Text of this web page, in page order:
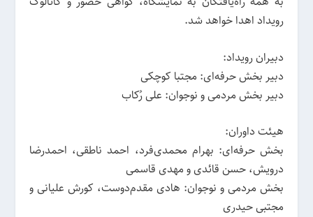
رویداد اهدا خواهد شد.
دبیران رویداد:
دبیر بخش حرفه‌ای: مجتبا کوچکی
دبیر بخش مردمی و نوجوان: علی رُکاب
هیئت داوران:
بخش حرفه‌ای: بهرام محمدی‌فرد، احمد ناطقی، احمدرضا
درویش، حسن قائدی و مهدی قاسمی
بخش مردمی و نوجوان: هادی مقدم‌دوست، کورش علیانی و
مجتبی حیدری